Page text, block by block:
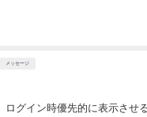
メッセージ
グイン時優先的に表示させ